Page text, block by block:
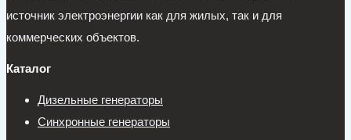
источник электроэнергии как для жилых, так и для
коммерческих объектов.
Каталог
Дизельные генераторы
Синхронные генераторы